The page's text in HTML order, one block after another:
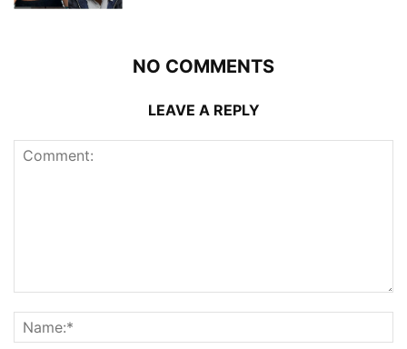
NO COMMENTS
LEAVE A REPLY